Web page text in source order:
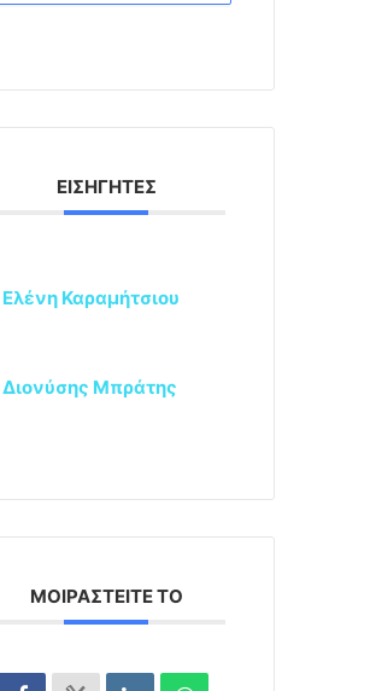
ΕΙΣΗΓΗΤΈΣ
Ελένη Καραμήτσιου
Διονύσης Μπράτης
ΜΟΙΡΑΣΤΕΊΤΕ ΤΟ